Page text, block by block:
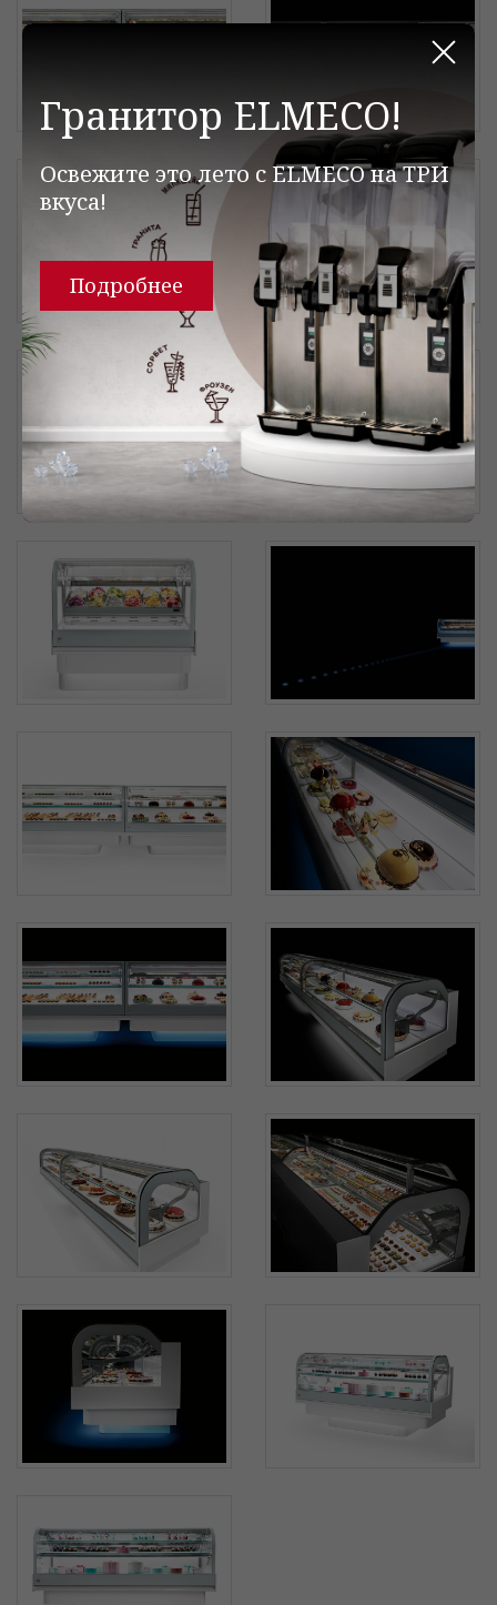
Гранитор ELMECO!
Освежите это лето с ELMECO на ТРИ
вкуса!
Подробнее